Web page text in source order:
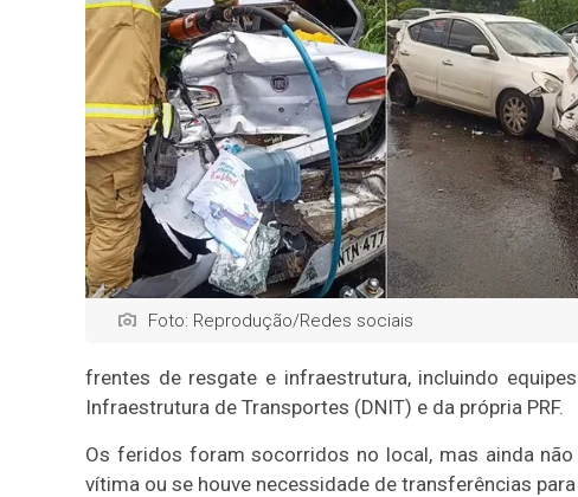
Foto: Reprodução/Redes sociais
frentes de resgate e infraestrutura, incluindo
Infraestrutura de Transportes (DNIT) e da própria PRF.
Os feridos foram socorridos no local, mas ainda
vítima ou se houve necessidade de transferências